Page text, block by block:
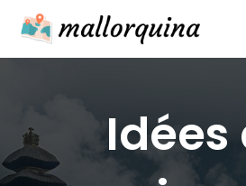
content
Idées